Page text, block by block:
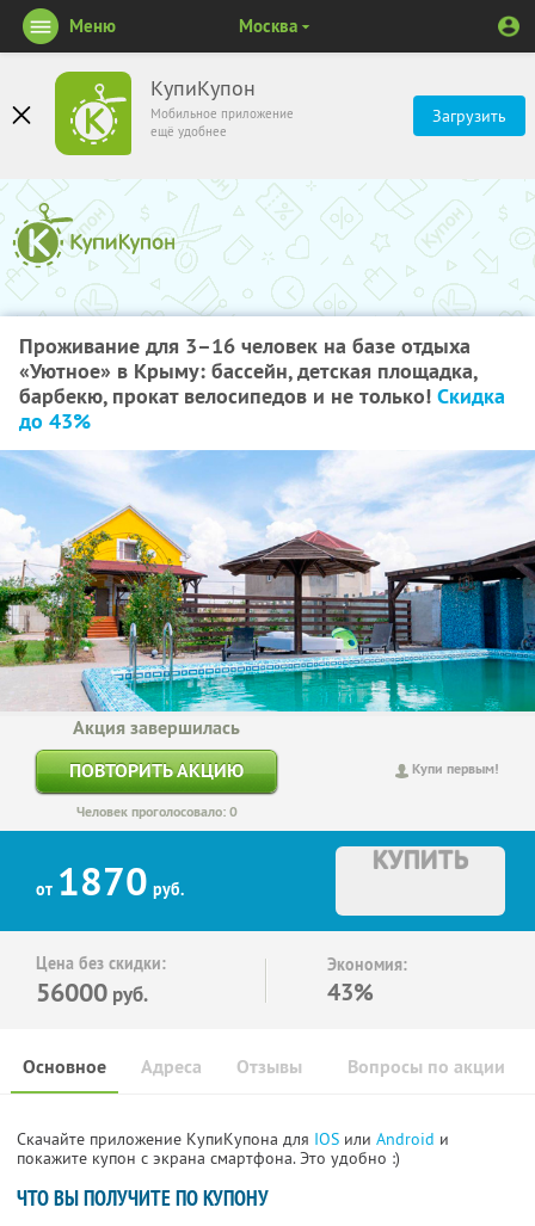
КупиКупон
Мобильное приложение
ещё удобнее
Загрузить
Меню Москва
Проживание для 3–16 человек на базе отдыха
«Уютное» в Крыму: бассейн, детская площадка,
барбекю, прокат велосипедов и не только! Скидка
до 43%
Купи первым!
Акция завершилась
ПОВТОРИТЬ АКЦИЮ
Человек проголосовало: 0
от 1870 руб.
КУПИТЬ
Цена без скидки:
56000 руб.
Экономия:
43%
Основное Отзывы Вопросы по акции
Адреса
Скачайте приложение КупиКупона для IOS или Android и
покажите купон с экрана смартфона. Это удобно :)
ЧТО ВЫ ПОЛУЧИТЕ ПО КУПОНУ